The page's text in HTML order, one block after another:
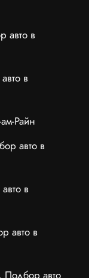
авто в
в
Райн
авто в
в
авто в
Подбор авто